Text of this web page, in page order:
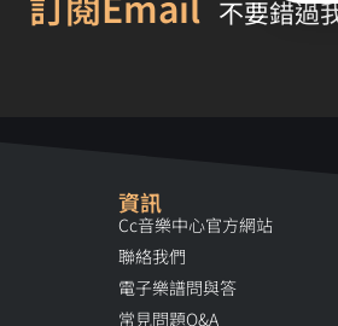
不要錯過
資訊
Cc音樂中心官方網站
聯絡我們
電子樂譜問與答
常見問題Q&A